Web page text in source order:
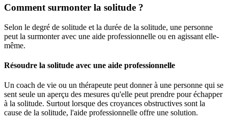
Comment surmonter la solitude ?
Selon le degré de solitude et la durée de la solitude, une personne
peut la surmonter avec une aide professionnelle ou en agissant elle-
même.
Résoudre la solitude avec une aide professionnelle
Un coach de vie ou un thérapeute peut donner à une personne qui se
sent seule un aperçu des mesures qu'elle peut prendre pour échapper
à la solitude. Surtout lorsque des croyances obstructives sont la
cause de la solitude, l'aide professionnelle offre une solution.